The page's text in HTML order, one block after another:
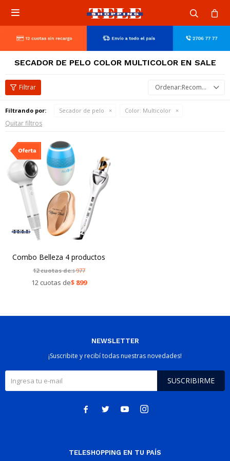

SECADOR DE PELO COLOR MULTICOLOR EN SALE
Recomendados
Filtrando por: Secador de pelo Color: Multicolor
Quitar filtros
Combo Belleza 4 productos
12 cuotas de:$977
12 cuotas de$ 899
NEWSLETTER
¡Suscribite y recibí todas nuestras novedades!
SUSCRIBIRME
   
TELESHOPPING EN TU PAÍS